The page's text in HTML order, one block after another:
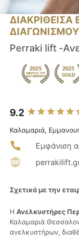
ΔΙΑΚΡΙΘΕΙΣΑ
ΔΙΑΓΩΝΙΣΜΟΥ
Perraki lift -
9.2
Καλαμαριά,
Εμφάνιση
Σχετικά με την
Η Ανελκυστήρες
Καλαμαριά
ανελκυστήρων,